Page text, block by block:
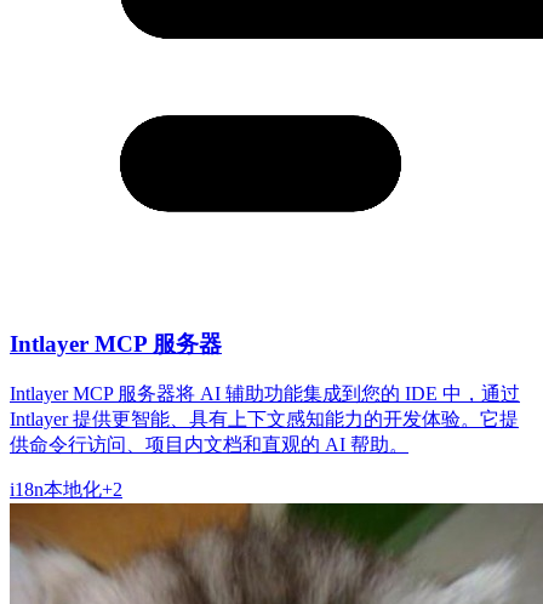
Intlayer MCP 服务器
Intlayer MCP 服务器将 AI 辅助功能集成到您的 IDE 中，通过
Intlayer 提供更智能、具有上下文感知能力的开发体验。它提
供命令行访问、项目内文档和直观的 AI 帮助。
i18n本地化+2